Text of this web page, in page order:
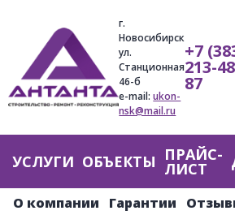
navigation
г.
Новосибирск
ул.
Станционная
46-б
e-mail:ukon-
nsk@mail.ru
+7
213-
87
Главное
меню
УСЛУГИ ОБЪЕКТЫ ПРАЙС-
ЛИСТ
О компании Гарантии